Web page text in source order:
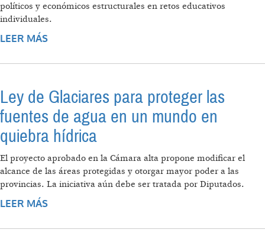
políticos y económicos estructurales en retos educativos
individuales.
LEER MÁS
Ley de Glaciares para proteger las
fuentes de agua en un mundo en
quiebra hídrica
El proyecto aprobado en la Cámara alta propone modificar el
alcance de las áreas protegidas y otorgar mayor poder a las
provincias. La iniciativa aún debe ser tratada por Diputados.
LEER MÁS
QUIEBRA HÍDRICA